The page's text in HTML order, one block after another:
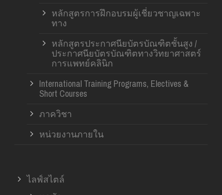
หลักสูตรการฝึกอบรมผู้เชี่ยวชาญเฉพาะ
ทาง
หลักสูตรประกาศนียบัตรบัณฑิตชั้นสูง /
ประกาศนียบัตรบัณฑิตทางวิทยาศาสตร์
การแพทย์คลินิก
International Training Programs, Electives &
Short Courses
ภาควิชา
หน่วยงานภายใน
ไลฟ์สไตล์